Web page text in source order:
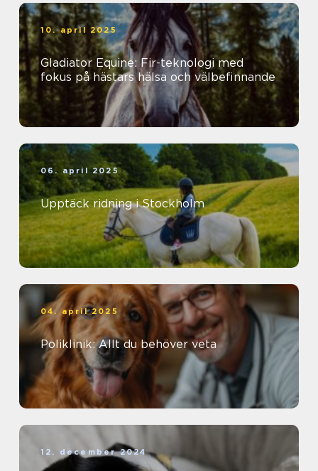
10. april 2025
Gladiator Equine: Fir-teknologi med
fokus på hästars hälsa och välbefinnande
06. april 2025
Upptäck ridning i Stockholm
04. april 2025
Poliklinik: Allt du behöver veta
12. december 2024